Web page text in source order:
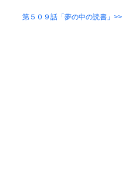
第５０９話「夢の中の読書」